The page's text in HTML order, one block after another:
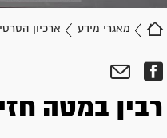
מאגרי מידע ארכיון
רבין במטה